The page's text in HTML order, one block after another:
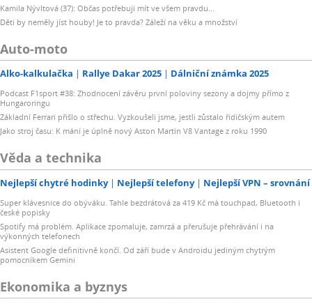
Kamila Nývltová (37): Občas potřebuji mít ve všem pravdu...
Děti by neměly jíst houby! Je to pravda? Záleží na věku a množství
Auto-moto
Alko-kalkulačka Rallye Dakar 2025 Dálniční známka 2025
Podcast F1sport #38: Zhodnocení závěru první poloviny sezony a dojmy přímo z
Hungaroringu
Základní Ferrari přišlo o střechu. Vyzkoušeli jsme, jestli zůstalo řidičským autem
Jako stroj času: K mání je úplně nový Aston Martin V8 Vantage z roku 1990
Věda a technika
Nejlepší chytré hodinky Nejlepší telefony Nejlepší VPN – srovnání
Super klávesnice do obýváku. Tahle bezdrátová za 419 Kč má touchpad, Bluetooth i
české popisky
Spotify má problém. Aplikace zpomaluje, zamrzá a přerušuje přehrávání i na
výkonných telefonech
Asistent Google definitivně končí. Od září bude v Androidu jediným chytrým
pomocníkem Gemini
Ekonomika a byznys